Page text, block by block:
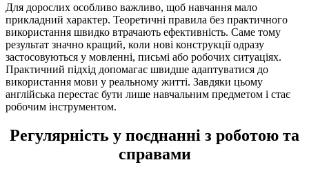
Для дорослих особливо важливо, щоб навчання мало
прикладний характер. Теоретичні правила без практичного
використання швидко втрачають ефективність. Саме тому
результат значно кращий, коли нові конструкції одразу
застосовуються у мовленні, письмі або робочих ситуаціях.
Практичний підхід допомагає швидше адаптуватися до
використання мови у реальному житті. Завдяки цьому
англійська перестає бути лише навчальним предметом і стає
робочим інструментом.
Регулярність у поєднанні з роботою та
справами